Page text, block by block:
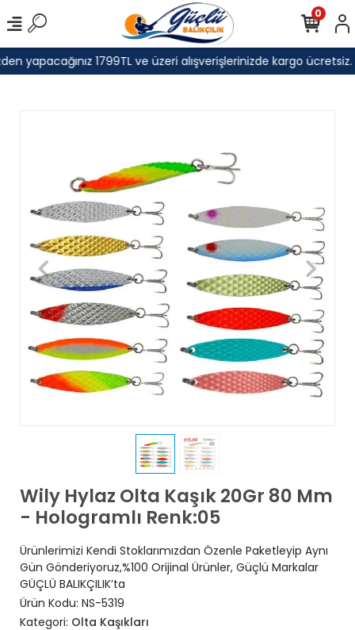
yapacağınız 1799TL ve üzeri alışverişlerinizde kargo ücretsiz.
0
Wily Hylaz Olta Kaşık 20Gr 80 Mm
- Hologramlı Renk:05
Ürünlerimizi Kendi Stoklarımızdan Özenle Paketleyip Aynı
Gün Gönderiyoruz,%100 Orijinal Ürünler, Güçlü Markalar
GÜÇLÜ BALIKÇILIK’ta
Ürün Kodu: NS-5319
Kategori: Olta Kaşıkları